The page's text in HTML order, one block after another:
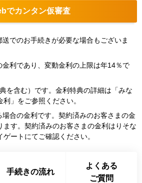
でカンタン仮審査
でのお手続きが必要な場合もございま
金利であり、変動金利の上限は年14％で
を含む）です。金利特典の詳細は「みな
」をご参照ください。
合の金利です。契約済みのお客さまの金
ます。契約済みのお客さまの金利はりそな
ートにてご確認ください。
手続きの流れ
よくある
ご質問